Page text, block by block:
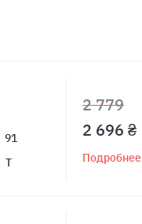
91
T
2 779
2 696 ₴
Подробнее